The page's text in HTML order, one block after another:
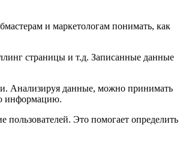
и маркетологам понимать, как
страницы и т.д. Записанные данные
Анализируя данные, можно принимать
информацию.
пользователей. Это помогает определить